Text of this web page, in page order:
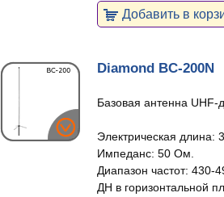
Добавить в
Diamond BC-200N
Базовая антенна UHF-
Электрическая длина:
Импеданс: 50 Ом.
Диапазон частот: 430-
ДН в горизонтальной